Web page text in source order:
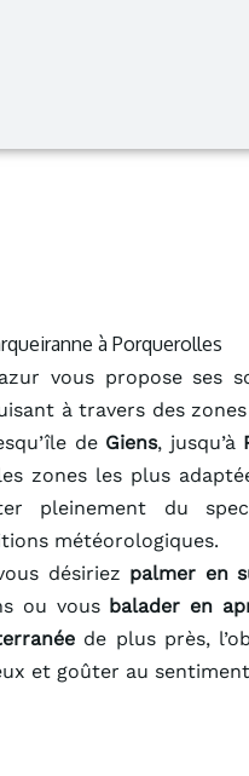
à Porquerolles
vous propose ses
à travers des
de Giens, jusqu’à
zones les plus
pleinement du
météorologiques.
désiriez palmer en
ou vous balader en
de plus près,
et goûter au